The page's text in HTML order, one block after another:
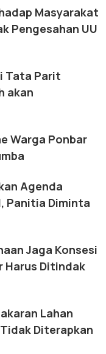
Masyarakat
Pengesahan UU
Tata Parit
akan
Warga Ponbar
Agenda
Panitia Diminta
Jaga Konsesi
Harus Ditindak
Lahan
Diterapkan